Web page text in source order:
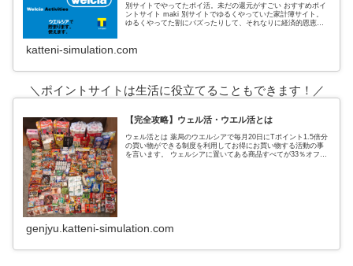
別サイトでやってたポイ活。未だの還元がすごい おすすめポイ
ントサイト maki 別サイトでゆるくやっていた家計簿サイト。
ゆるくやってた割にバズったりして、それなりに経済的恩恵も
katteni-simulation.com
＼ポイントサイトは生活に役立てることもできます！／
【完全攻略】ウェル活・ウエル活とは
ウェル活とは 薬局のウエルシアで毎月20日にTポイント1.5倍分
の買い物ができる制度を利用してお得にお買い物する活動の事
を言います。 ウェルシアに置いてある商品すべてが33％オフに
genjyu.katteni-simulation.com